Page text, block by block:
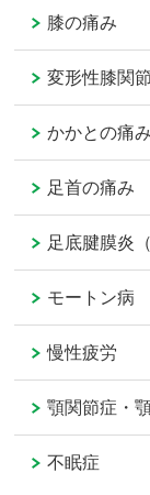
膝の痛み
変形性膝関
かかとの痛み
足首の痛み
足底腱膜炎
モートン病
慢性疲労
顎関節症・
不眠症